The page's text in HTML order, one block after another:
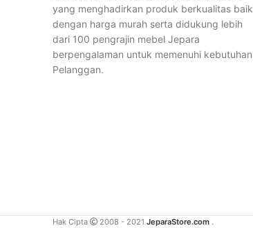
yang menghadirkan produk berkualitas baik
dengan harga murah serta didukung lebih
dari 100 pengrajin mebel Jepara
berpengalaman untuk memenuhi kebutuhan
Pelanggan.
Hak Cipta 2008 - 2021 JeparaStore.com .